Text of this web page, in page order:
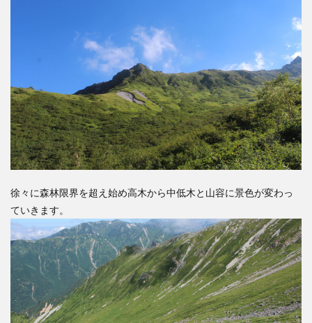
徐々に森林限界を超え始め高木から中低木と山容に景色が変わっ
ていきます。